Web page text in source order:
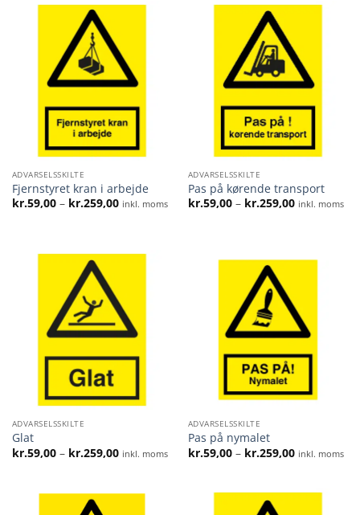
ADVARSELSSKILTE
Fjernstyret kran i arbejde
kr.59,00 – kr.259,00Prisinterval:
inkl. moms
ADVARSELSSKILTE
Pas på kørende transport
kr.59,00 – kr.259,00Prisinterval:
inkl. moms
ADVARSELSSKILTE
Glat
kr.59,00 – kr.259,00Prisinterval:
kr.59,00
inkl. moms
ADVARSELSSKILTE
Pas på nymalet
kr.59,00 – kr.259,00Prisinterval:
kr.59,00
inkl. moms